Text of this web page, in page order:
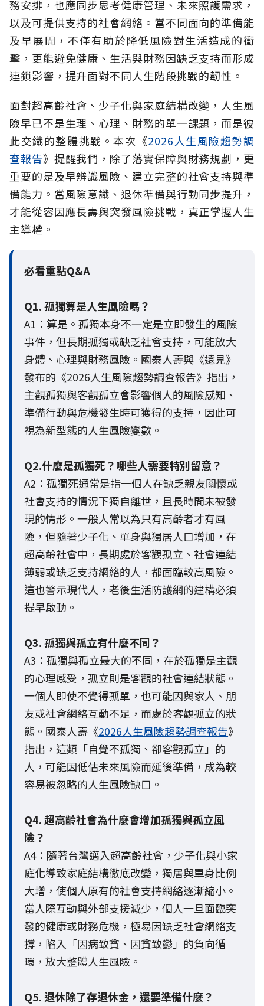
務安排，也應同步思考健康管理、未來照護需求，
以及可提供支持的社會網絡。當不同面向的準備能
及早展開，不僅有助於降低風險對生活造成的衝
擊，更能避免健康、生活與財務因缺乏支持而形成
連鎖影響，提升面對不同人生階段挑戰的韌性。
面對超高齡社會、少子化與家庭結構改變，人生風
險早已不是生理、心理、財務的單一課題，而是彼
此交織的整體挑戰。本次《2026人生風險趨勢調
查報告》提醒我們，除了落實保障與財務規劃，更
重要的是及早辨識風險、建立完整的社會支持與準
備能力。當風險意識、退休準備與行動同步提升，
才能從容因應長壽與突發風險挑戰，真正掌握人生
主導權。
必看重點Q&A
Q1. 孤獨算是人生風險嗎？
A1：算是。孤獨本身不一定是立即發生的風險
事件，但長期孤獨或缺乏社會支持，可能放大
身體、心理與財務風險。國泰人壽與《遠見》
發布的《2026人生風險趨勢調查報告》指出，
主觀孤獨與客觀孤立會影響個人的風險感知、
準備行動與危機發生時可獲得的支持，因此可
視為新型態的人生風險變數。
Q2.什麼是孤獨死？哪些人需要特別留意？
A2：孤獨死通常是指一個人在缺乏親友關懷或
社會支持的情況下獨自離世，且長時間未被發
現的情形。一般人常以為只有高齡者才有風
險，但隨著少子化、單身與獨居人口增加，在
超高齡社會中，長期處於客觀孤立、社會連結
薄弱或缺乏支持網絡的人，都面臨較高風險。
這也警示現代人，老後生活防護網的建構必須
提早啟動。
Q3. 孤獨與孤立有什麼不同？
A3：孤獨與孤立最大的不同，在於孤獨是主觀
的心理感受，孤立則是客觀的社會連結狀態。
一個人即使不覺得孤單，也可能因與家人、朋
友或社會網絡互動不足，而處於客觀孤立的狀
態。國泰人壽《2026人生風險趨勢調查報告》
指出，這類「自覺不孤獨、卻客觀孤立」的
人，可能因低估未來風險而延後準備，成為較
容易被忽略的人生風險缺口。
Q4. 超高齡社會為什麼會增加孤獨與孤立風
險？
A4：隨著台灣邁入超高齡社會，少子化與小家
庭化導致家庭結構徹底改變，獨居與單身比例
大增，使個人原有的社會支持網絡逐漸縮小。
當人際互動與外部支援減少，個人一旦面臨突
發的健康或財務危機，極易因缺乏社會網絡支
撐，陷入「因病致貧、因貧致鬱」的負向循
環，放大整體人生風險。
Q5. 退休除了存退休金，還要準備什麼？